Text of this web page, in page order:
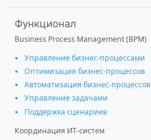
Функционал
Business Process Management (BPM)
Управление бизнес-процессами
Оптимизация бизнес-процессов
Автоматизация бизнес-процессов
Управление задачами
Поддержка сценариев
Координация ИТ-систем